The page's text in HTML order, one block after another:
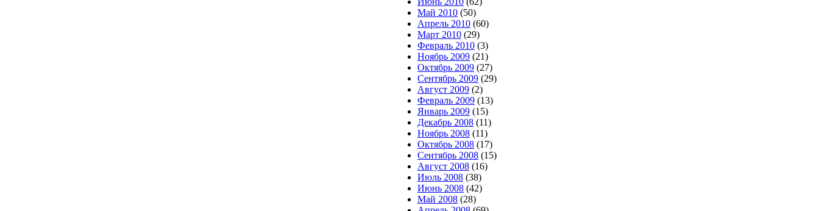
Май 2010 (50)
Апрель 2010 (60)
Март 2010 (29)
Февраль 2010 (3)
Ноябрь 2009 (21)
Октябрь 2009 (27)
Сентябрь 2009 (29)
Август 2009 (2)
Февраль 2009 (13)
Январь 2009 (15)
Декабрь 2008 (11)
Ноябрь 2008 (11)
Октябрь 2008 (17)
Сентябрь 2008 (15)
Август 2008 (16)
Июль 2008 (38)
Июнь 2008 (42)
Май 2008 (28)